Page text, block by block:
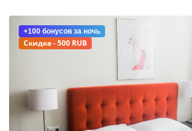
+100 бонусов за ночь
Скидка - 500 RUB